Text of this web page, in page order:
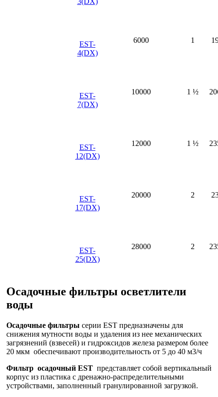
EST-
4(DX)
6000 1
EST-
7(DX)
10000 1 ½
EST-
12(DX)
12000 1 ½
EST-
17(DX)
20000 2
EST-
25(DX)
28000 2
Осадочные фильтры осветлители
воды
Осадочные фильтры серии EST предназначены для
снижения мутности воды и удаления из нее механических
загрязнений (взвесей) и гидроксидов железа размером более
20 мкм обеспечивают производительность от 5 до 40 м3/ч
Фильтр осадочный EST представляет собой вертикальный
корпус из пластика с дренажно-распределительными
устройствами, заполненный гранулированной загрузкой.